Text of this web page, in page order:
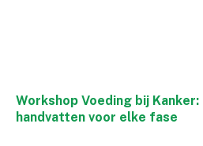
Workshop Voeding bij
handvatten voor elke fase